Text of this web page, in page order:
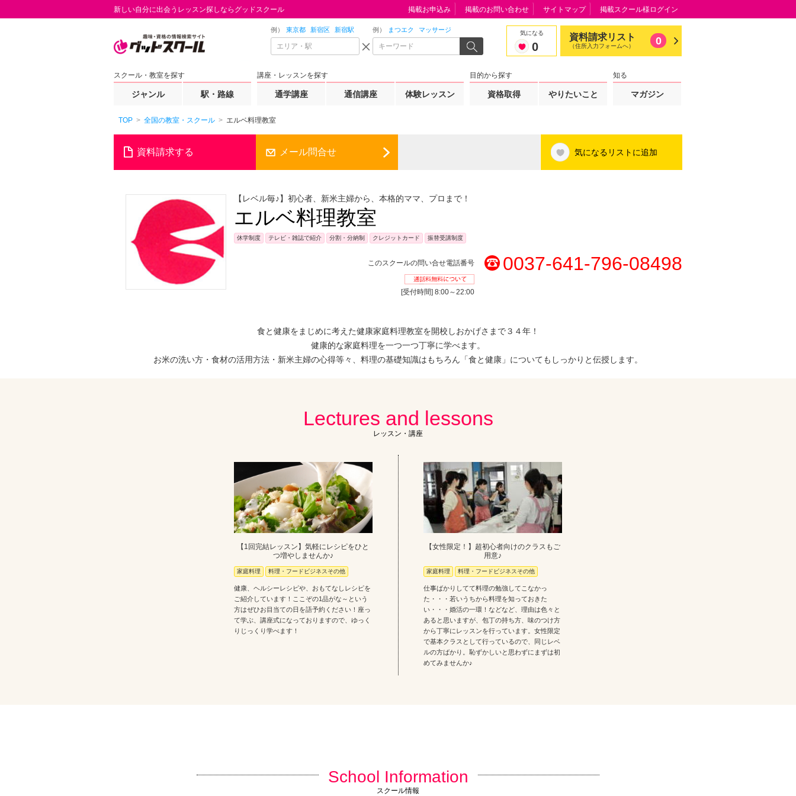
新しい自分に出会うレッスン探しならグッドスクール
例） 東京都 新宿区 新宿駅 例） まつエク マッサージ 気になる
0
資料請求リスト
（住所入力フォームへ） 0
スクール・教室を探す
ジャンル 駅・路線
講座・レッスンを探す
通学講座 通信講座 体験レッスン
目的から探す
資格取得 やりたいこと
知る
マガジン
掲載お申込み 掲載のお問い合わせ サイトマップ 掲載スクール様ログイン
TOP 全国の教室・スクール エルベ料理教室
資料請求する メール問合せ 気になるリストに追加
【レベル毎♪】初心者、新米主婦から、本格的ママ、プロまで！
エルベ料理教室
休学制度 テレビ・雑誌で紹介 分割・分納制 クレジットカード 振替受講制度
このスクールの問い合せ電話番号
通話料無料
[受付時間] 8:00～22:00
0037-641-796-08498
食と健康をまじめに考えた健康家庭料理教室を開校しおかげさまで３４年！
健康的な家庭料理を一つ一つ丁寧に学べます。
お米の洗い方・食材の活用方法・新米主婦の心得等々、料理の基礎知識はもちろん「食と健康」についてもしっかりと伝授します。
Lectures and lessons
レッスン・講座
【1回完結レッスン】気軽にレシピをひと
つ増やしませんか♪
家庭料理 料理・フードビジネスその他
健康、ヘルシーレシピや、おもてなしレシピを
ご紹介しています！ここぞの1品がな～という
方はぜひお目当ての日を語予約ください！座っ
て学ぶ、講座式になっておりますので、ゆっく
りじっくり学べます！
【女性限定！】超初心者向けのクラスもご
用意♪
家庭料理 料理・フードビジネスその他
仕事ばかりしてて料理の勉強してこなかっ
た・・・若いうちから料理を知っておきた
い・・・婚活の一環！などなど、理由は色々と
あると思いますが、包丁の持ち方、味のつけ方
から丁寧にレッスンを行っています。女性限定
で基本クラスとして行っているので、同じレベ
ルの方ばかり。恥ずかしいと思わずにまずは初
めてみませんか♪
School Information
スクール情報